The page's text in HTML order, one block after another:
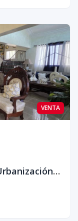
VENTA
Penthouse clásico en venta, Urbanización Real¡